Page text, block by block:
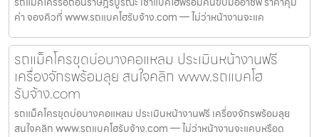
ค่า จองคิวที่ www.รถแบคโฮรับจ้าง.com — ไม่ว่าหน้างานจะแค
รถแม็คโครขุดบ่อบางคอแหลม ประเมินหน้างานฟรี
เครื่องจักรพร้อมลุย สนใจคลิก www.รถแบคโฮ
รับจ้าง.com
รถแม็คโครขุดบ่อบางคอแหลม ประเมินหน้างานฟรี เครื่องจักรพร้อมลุย
สนใจคลิก www.รถแบคโฮรับจ้าง.com — ไม่ว่าหน้างานจะแคบหรือด